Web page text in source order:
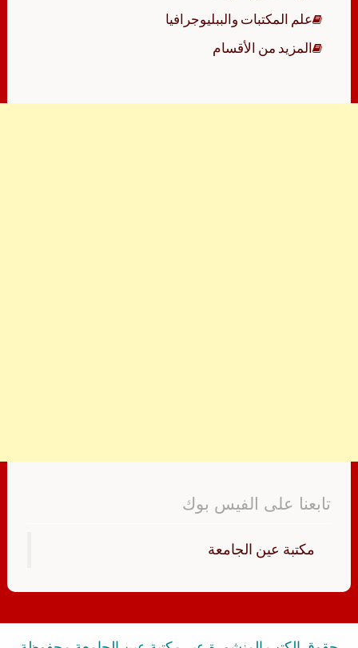
علم المكتبات والببليوجرافيا
المزيد من الأقسام
تابعنا على الفيس بوك
‏مكتبة عين الجامعة‏